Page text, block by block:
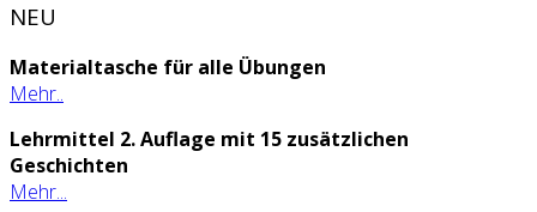
NEU
Materialtasche für alle Übungen
Mehr..
Lehrmittel 2. Auflage mit 15 zusätzlichen
Geschichten
Mehr...